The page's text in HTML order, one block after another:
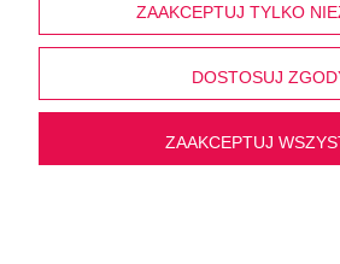
ul. Łąkowa 10, 63-640 Bralin
tel:666 557 551
ZAAKCEPTUJ TYLKO
DOSTOSUJ
ZAAKCEPTUJ